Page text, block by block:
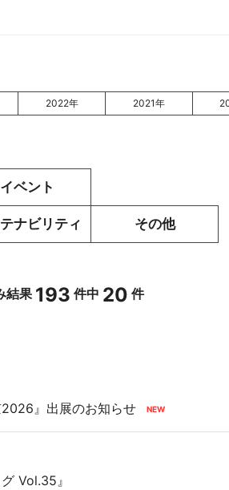
2022年 2021年
イベント
ナビリティ その他
結果 193 件中 20 件
』出展のお知らせ
Vol.35』
事務機器